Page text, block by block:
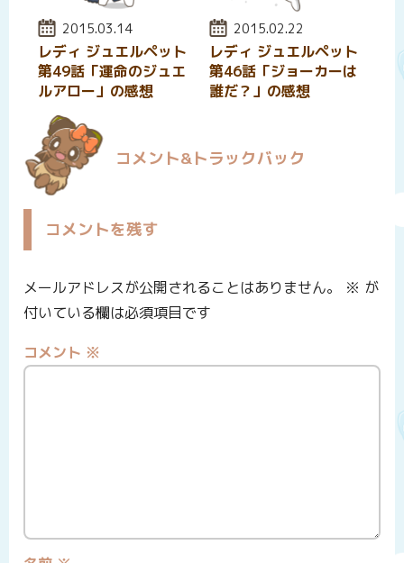
投稿日:
2015.03.14
レディ ジュエルペット
第49話「運命のジュエ
ルアロー」の感想
投稿日:
2015.02.22
レディ ジュエルペット
第46話「ジョーカーは
誰だ？」の感想
コメント&トラックバック
コメントを残す
メールアドレスが公開されることはありません。 ※ が
付いている欄は必須項目です
コメント ※